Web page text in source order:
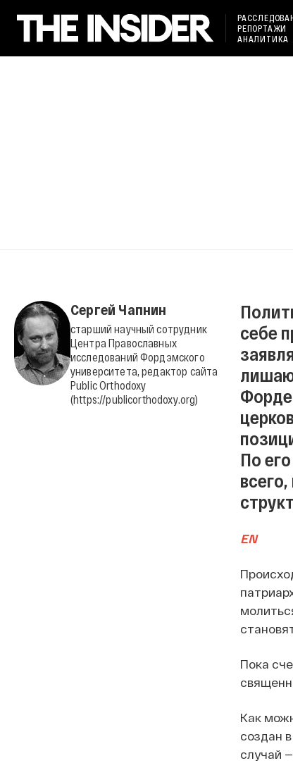
РЕПОРТАЖИ
АНАЛИТИКА
Сергей Чапнин
старший научный сотрудник
Центра Православных
исследований Фордэмского
университета, редактор сайта
Public Orthodoxy
(https://publicorthodoxy.org)
себе
По
EN
Пока
Как
создан
случай